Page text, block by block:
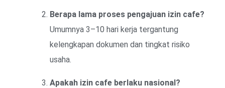
Berapa lama proses pengajuan izin cafe?
Umumnya 3–10 hari kerja tergantung
kelengkapan dokumen dan tingkat risiko
usaha.
Apakah izin cafe berlaku nasional?